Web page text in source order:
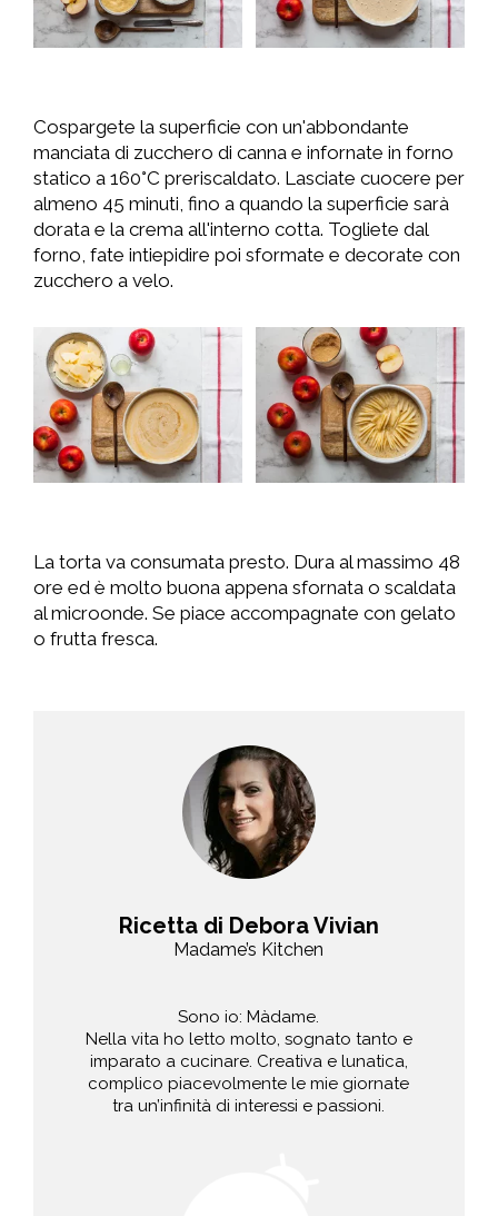
Cospargete la superficie con un'abbondante
manciata di zucchero di canna e infornate in forno
statico a 160°C preriscaldato. Lasciate cuocere per
almeno 45 minuti, fino a quando la superficie sarà
dorata e la crema all'interno cotta. Togliete dal
forno, fate intiepidire poi sformate e decorate con
zucchero a velo.
La torta va consumata presto. Dura al massimo 48
ore ed è molto buona appena sfornata o scaldata
al microonde. Se piace accompagnate con gelato
o frutta fresca.
Ricetta di Debora Vivian
Madame’s Kitchen
Sono io: Màdame.
Nella vita ho letto molto, sognato tanto e
imparato a cucinare. Creativa e lunatica,
complico piacevolmente le mie giornate
tra un’infinità di interessi e passioni.